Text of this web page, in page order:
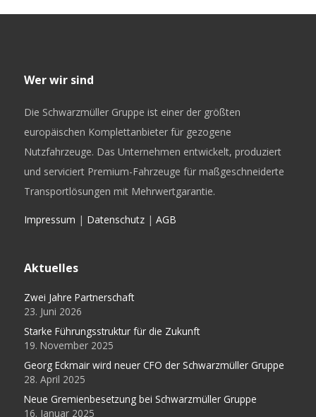
Wer wir sind
Die Schwarzmüller Gruppe ist einer der größten
europäischen Komplettanbieter für gezogene
Nutzfahrzeuge. Das Unternehmen entwickelt, produziert
und serviciert Premium-Fahrzeuge für maßgeschneiderte
Transportlösungen mit Mehrwertgarantie.
Impressum | Datenschutz| AGB
Aktuelles
Zwei Jahre Partnerschaft
23. Juni 2026
Starke Führungsstruktur für die Zukunft
19. November 2025
Georg Eckmair wird neuer CFO der Schwarzmüller Gruppe
28. April 2025
Neue Gremienbesetzung bei Schwarzmüller Gruppe
16. Januar 2025